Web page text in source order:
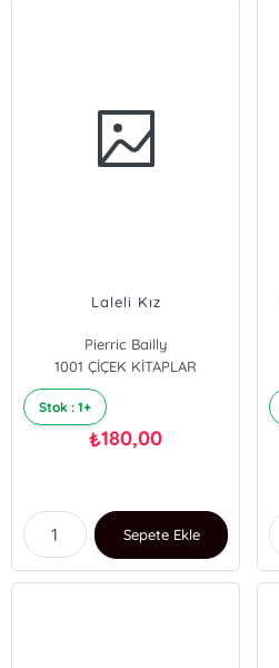
Laleli Kız
Pierric Bailly
1001 ÇİÇEK KİTAPLAR
Stok : 1+
₺180,00
Sepete Ekle